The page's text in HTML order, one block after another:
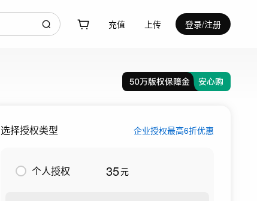
充值 上传 登录/注册
选择授权类型 企业授权最高6折优惠
个人授权 35元